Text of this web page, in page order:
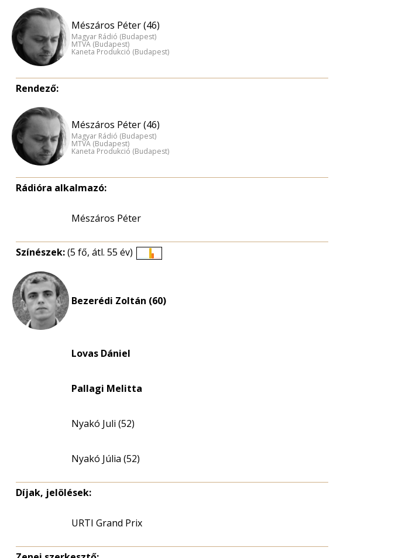
Mészáros Péter (46)
Magyar Rádió (Budapest)
MTVA (Budapest)
Kaneta Produkció (Budapest)
Rendező:
Mészáros Péter (46)
Magyar Rádió (Budapest)
MTVA (Budapest)
Kaneta Produkció (Budapest)
Rádióra alkalmazó:
Mészáros Péter
Színészek:(5 fő, átl. 55 év)
Bezerédi Zoltán (60)
Lovas Dániel
Pallagi Melitta
Nyakó Juli (52)
Nyakó Júlia (52)
Díjak, jelölések:
URTI Grand Prix